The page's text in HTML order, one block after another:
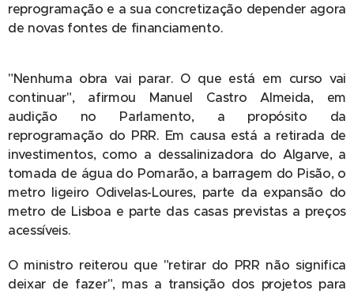
reprogramação e a sua concretização depender agora
de novas fontes de financiamento.
"Nenhuma obra vai parar. O que está em curso vai
continuar", afirmou Manuel Castro Almeida, em
audição no Parlamento, a propósito da
reprogramação do PRR. Em causa está a retirada de
investimentos, como a dessalinizadora do Algarve, a
tomada de água do Pomarão, a barragem do Pisão, o
metro ligeiro Odivelas-Loures, parte da expansão do
metro de Lisboa e parte das casas previstas a preços
acessíveis.
O ministro reiterou que "retirar do PRR não significa
deixar de fazer", mas a transição dos projetos para